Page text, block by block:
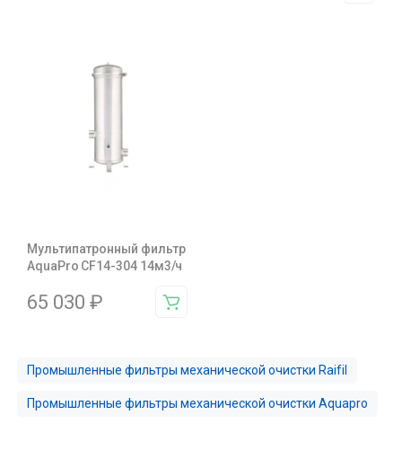
Мультипатронный фильтр
AquaPro CF14-304 14м3/ч
65 030 ₽
Промышленные фильтры механической очистки Raifil
Промышленные фильтры механической очистки Aquapro